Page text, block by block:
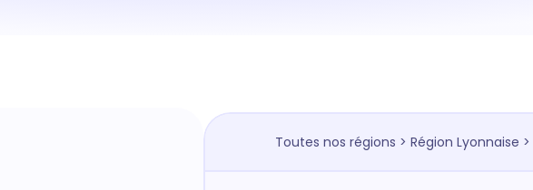
Toutes nos régions > Région Lyonnaise >